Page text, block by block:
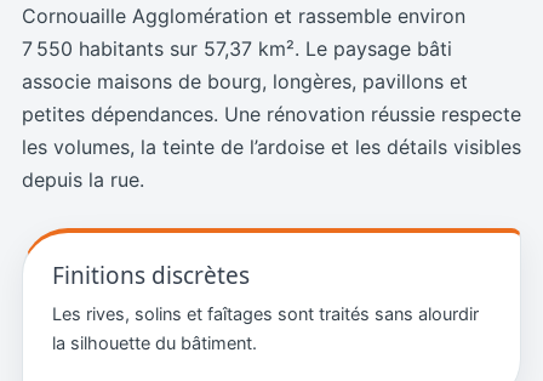
Cornouaille Agglomération et rassemble environ
7 550 habitants sur 57,37 km². Le paysage bâti
associe maisons de bourg, longères, pavillons et
petites dépendances. Une rénovation réussie respecte
les volumes, la teinte de l’ardoise et les détails visibles
depuis la rue.
Finitions discrètes
Les rives, solins et faîtages sont traités sans alourdir
la silhouette du bâtiment.